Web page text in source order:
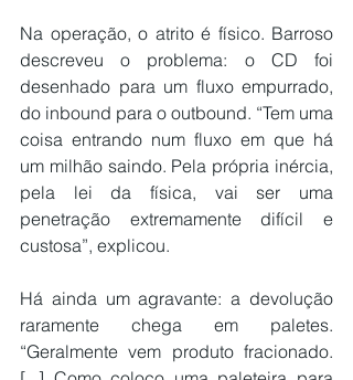
Na operação, o atrito é físico. Barroso
descreveu o problema: o CD foi
desenhado para um fluxo empurrado,
do inbound para o outbound. “Tem uma
coisa entrando num fluxo em que há
um milhão saindo. Pela própria inércia,
pela lei da física, vai ser uma
penetração extremamente difícil e
custosa”, explicou.
Há ainda um agravante: a devolução
raramente chega em paletes.
“Geralmente vem produto fracionado.